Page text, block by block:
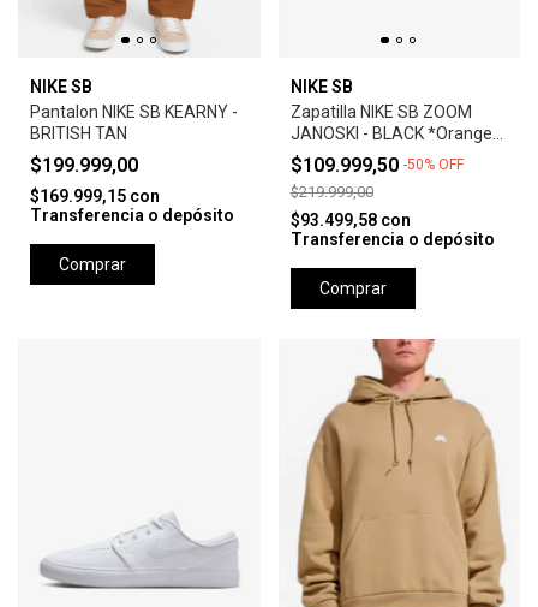
NIKE SB
Pantalon NIKE SB KEARNY -
BRITISH TAN
$199.999,00
$169.999,15 con
Transferencia o depósito
Comprar
NIKE SB
Zapatilla NIKE SB ZOOM
JANOSKI - BLACK *Orange
Label*
$109.999,50 -50% OFF
$219.999,00
$93.499,58 con
Transferencia o depósito
Comprar